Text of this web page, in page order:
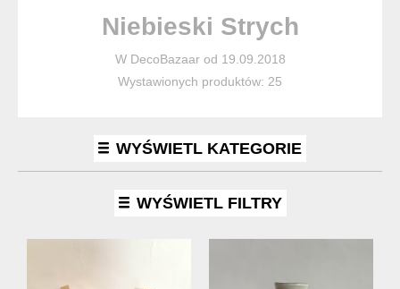
Niebieski Strych
W DecoBazaar od 19.09.2018
Wystawionych produktów: 25
WYŚWIETL KATEGORIE
WYŚWIETL FILTRY